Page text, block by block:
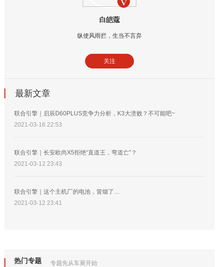
白皑蔻
纵使风雨拦，生当不言弃
关注
最新文章
联合引擎｜启辰D60PLUS竞争力分析，K3大溃败？不可能吧~
2021-03-16 22:53
联合引擎｜长安欧尚X5拒绝“直道王，弯道亡”？
2021-03-12 23:43
联合引擎｜这个主机厂的电池，冒烟了…
2021-03-12 23:41
热门专题 专题先从车展开始